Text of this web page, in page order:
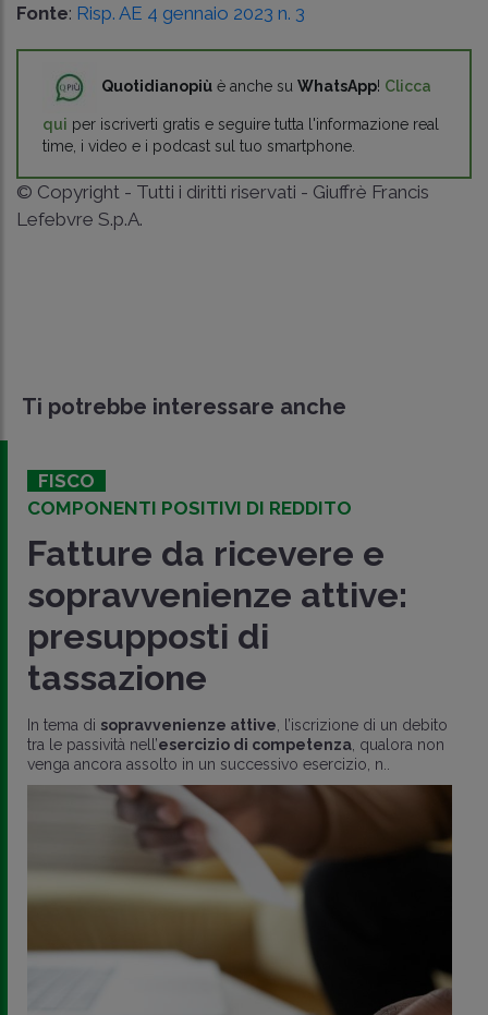
Fonte: Risp. AE 4 gennaio 2023 n. 3
Quotidianopiù è anche su WhatsApp! Clicca
qui per iscriverti gratis e seguire tutta l'informazione real
time, i video e i podcast sul tuo smartphone.
© Copyright - Tutti i diritti riservati - Giuffrè Francis
Lefebvre S.p.A.
Ti potrebbe interessare anche
FISCO
COMPONENTI POSITIVI DI REDDITO
Fatture da ricevere e
sopravvenienze attive:
presupposti di
tassazione
In tema di sopravvenienze attive , l’iscrizione di un debito
tra le passività nell’esercizio di competenza , qualora non
venga ancora assolto in un successivo esercizio, n..